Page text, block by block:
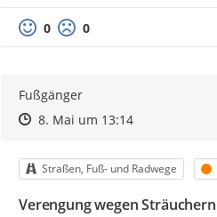
0 0
Fußgänger
Zeitpunkt des Erstellens
Zeitpunkt des Erstellens
8. Mai um 13:14Zur Äußerung
Kategorie
Straßen, Fuß- und Radwege
Verengung wegen Sträuchern